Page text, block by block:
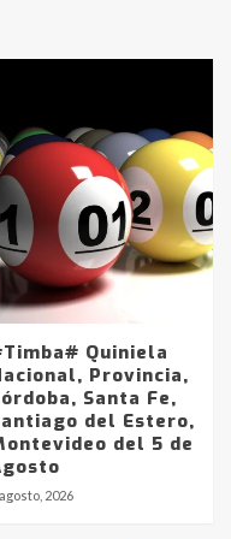
Quiniela
Provincia,
Santa Fe,
del Estero,
del 5 de
2026